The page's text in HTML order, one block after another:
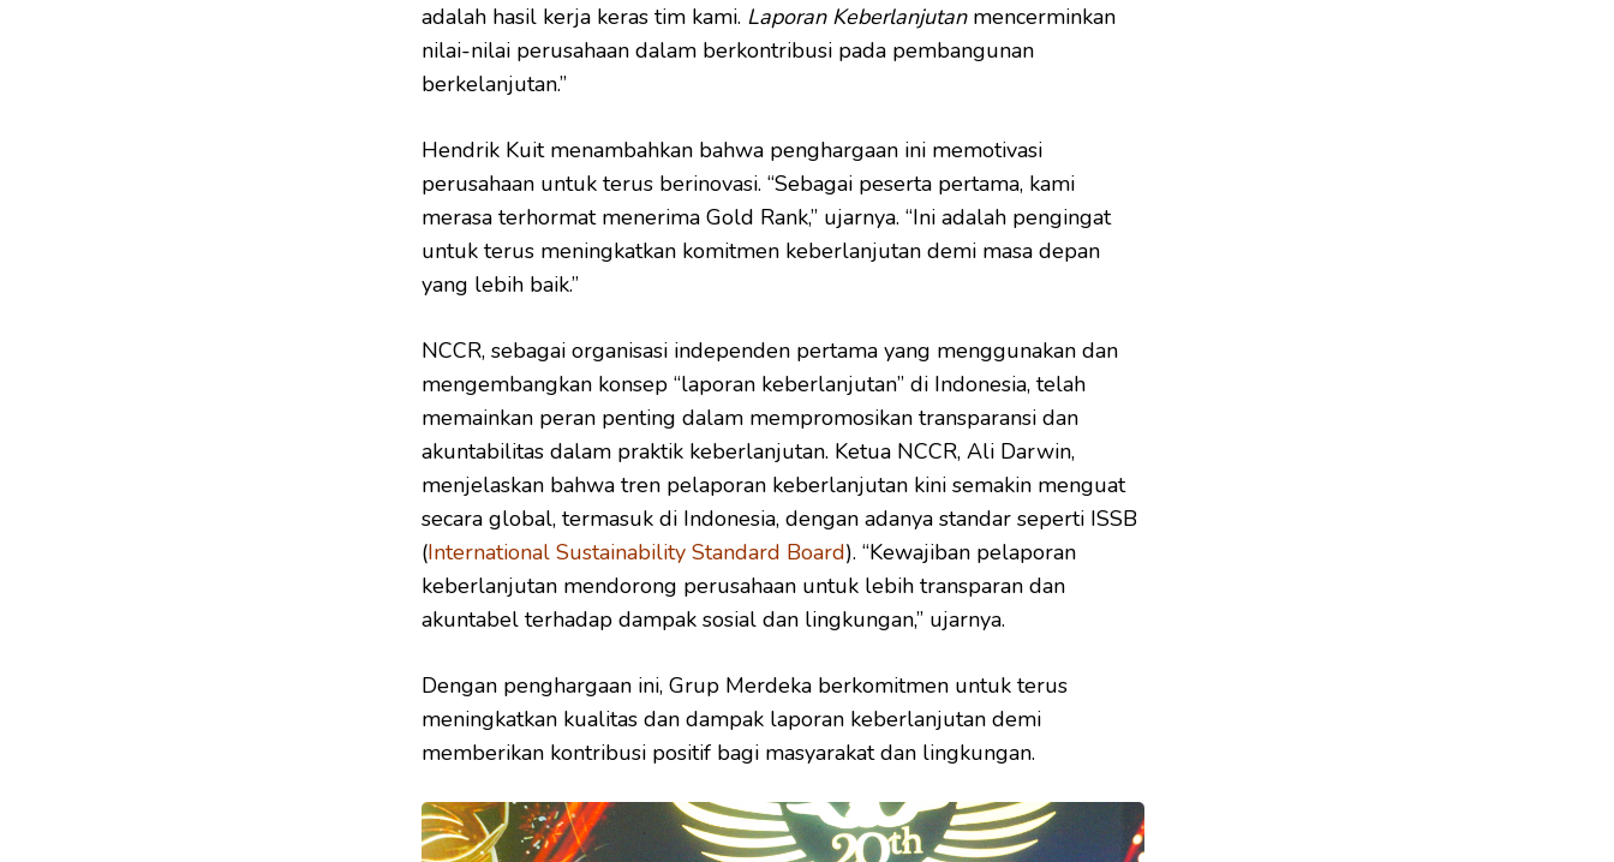
adalah hasil kerja keras tim kami. Laporan Keberlanjutanmencerminkan
nilai-nilai perusahaan dalam berkontribusi pada pembangunan
berkelanjutan.”
Hendrik Kuit menambahkan bahwa penghargaan ini memotivasi
perusahaan untuk terus berinovasi. “Sebagai peserta pertama, kami
merasa terhormat menerima Gold Rank,” ujarnya. “Ini adalah pengingat
untuk terus meningkatkan komitmen keberlanjutan demi masa depan
yang lebih baik.”
NCCR, sebagai organisasi independen pertama yang menggunakan dan
mengembangkan konsep “laporan keberlanjutan” di Indonesia, telah
memainkan peran penting dalam mempromosikan transparansi dan
akuntabilitas dalam praktik keberlanjutan. Ketua NCCR, Ali Darwin,
menjelaskan bahwa tren pelaporan keberlanjutan kini semakin menguat
secara global, termasuk di Indonesia, dengan adanya standar seperti ISSB
(International Sustainability Standard Board). “Kewajiban pelaporan
keberlanjutan mendorong perusahaan untuk lebih transparan dan
akuntabel terhadap dampak sosial dan lingkungan,” ujarnya.
Dengan penghargaan ini, Grup Merdeka berkomitmen untuk terus
meningkatkan kualitas dan dampak laporan keberlanjutan demi
memberikan kontribusi positif bagi masyarakat dan lingkungan.